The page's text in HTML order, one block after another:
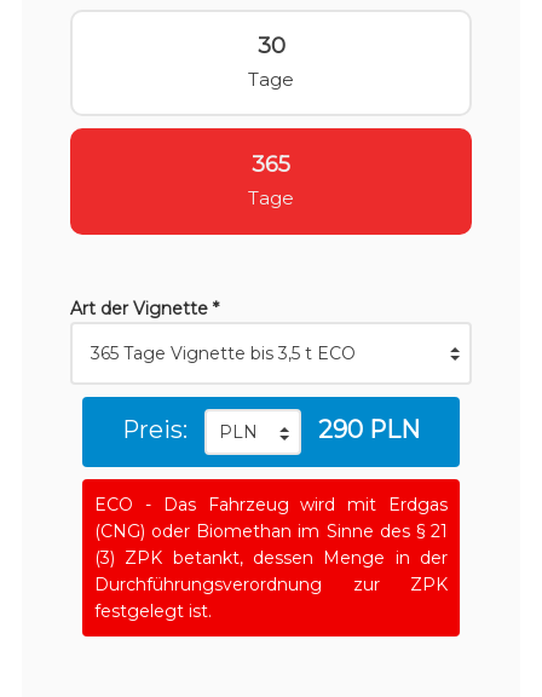
30
Tage
365
Tage
Art der Vignette *
Preis: 290 PLN
ECO - Das Fahrzeug wird mit Erdgas
(CNG) oder Biomethan im Sinne des § 21
(3) ZPK betankt, dessen Menge in der
Durchführungsverordnung zur ZPK
festgelegt ist.